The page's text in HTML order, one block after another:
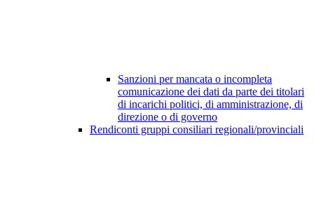
Sanzioni per mancata o incompleta
comunicazione dei dati da parte dei titolari
di incarichi politici, di amministrazione, di
direzione o di governo
Rendiconti gruppi consiliari regionali/provinciali